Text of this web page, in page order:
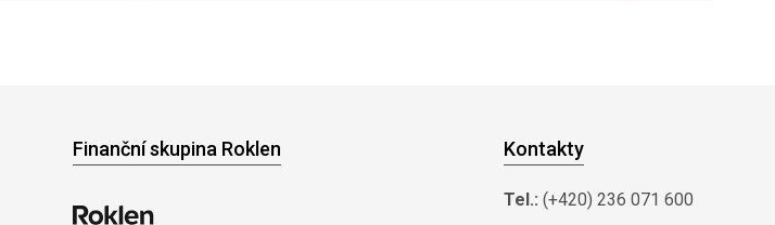
Finanční skupina Roklen Kontakty
Tel.: (+420) 236 071 600